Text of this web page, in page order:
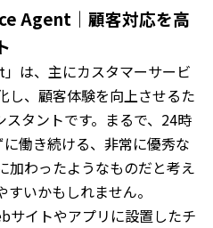
Agent｜顧客対応を高
は、主にカスタマーサービ
し、顧客体験を向上させるた
タントです。 まるで、24時
働き続ける、非常に優秀な
加わったようなものだと考え
いかもしれません。
サイトやアプリに設置したチ